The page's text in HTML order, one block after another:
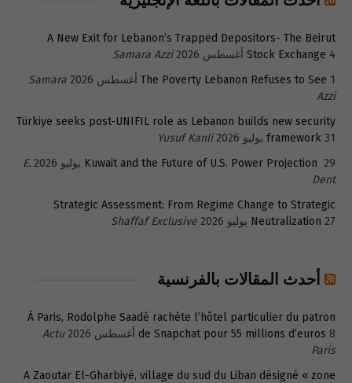
A New Exit for Lebanon’s Trapped Depositors- The Beirut
Stock Exchange 4 أغسطس 2026
Samara Azzi
The Poverty Lebanon Refuses to See 1 أغسطس 2026
Samara
Azzi
Türkiye seeks post-UNIFIL role as Lebanon builds new security
framework 31 يوليو 2026
Yusuf Kanli
Kuwait and the Future of U.S. Power Projection 29 يوليو 2026
E.
Dent
Strategic Assessment: From Regime Change to Strategic
Neutralization 27 يوليو 2026 Shaffaf Exclusive
أحدث المقالات بالفرنسية
À Paris, Rodolphe Saadé rachète l’hôtel particulier du patron
de Snapchat pour 55 millions d’euros 8 أغسطس 2026
Actu
Paris
A Zaoutar El-Gharbiyé, village du sud du Liban désigné « zone